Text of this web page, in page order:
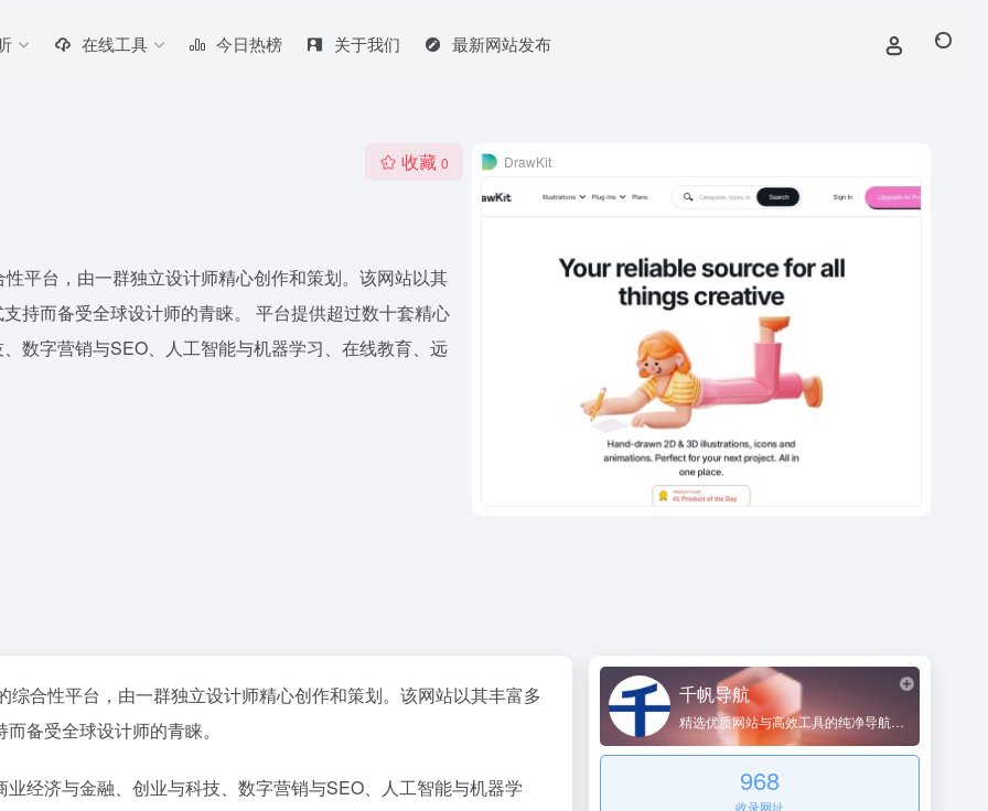
在线工具 今日热榜 关于我们 最新网站发布
收藏 0
平台，由一群独立设计师精心创作和策划。该网站以其
持而备受全球设计师的青睐。 平台提供超过数十套精心
数字营销与SEO、人工智能与机器学习、在线教育、远
DrawKit
综合性平台，由一群独立设计师精心创作和策划。该网站以其丰富多
备受全球设计师的青睐。
经济与金融、创业与科技、数字营销与SEO、人工智能与机器学
千帆导航
精选优质网站与高效工具的纯净导航平台
968
收录网址